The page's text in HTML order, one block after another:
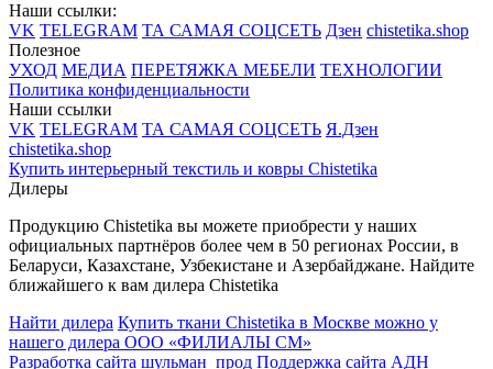
Наши ссылки:
VK TELEGRAM ТА САМАЯ СОЦСЕТЬ Дзен chistetika.shop
Полезное
УХОД МЕДИА ПЕРЕТЯЖКА МЕБЕЛИ ТЕХНОЛОГИИ
Политика конфиденциальности
Наши ссылки
VK TELEGRAM ТА САМАЯ СОЦСЕТЬ Я.Дзен
chistetika.shop
Купить интерьерный текстиль и ковры Chistetika
Дилеры
Продукцию Chistetika вы можете приобрести у наших
официальных партнёров более чем в 50 регионах России, в
Беларуси, Казахстане, Узбекистане и Азербайджане. Найдите
ближайшего к вам дилера Chistetika
Найти дилера Купить ткани Chistetika в Москве можно у
нашего дилера ООО «ФИЛИАЛЫ СМ»
Разработка сайта шульман_прод Поддержка сайта АДН